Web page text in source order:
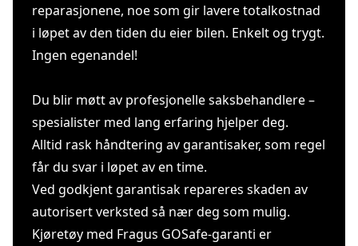
reparasjonene, noe som gir lavere totalkostnad
i løpet av den tiden du eier bilen. Enkelt og trygt.
Ingen egenandel!
Du blir møtt av profesjonelle saksbehandlere –
spesialister med lang erfaring hjelper deg.
Alltid rask håndtering av garantisaker, som regel
får du svar i løpet av en time.
Ved godkjent garantisak repareres skaden av
autorisert verksted så nær deg som mulig.
Kjøretøy med Fragus GOSafe-garanti er